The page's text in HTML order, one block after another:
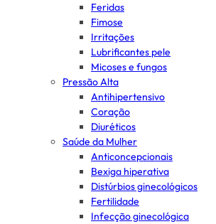
Feridas
Fimose
Irritações
Lubrificantes pele
Micoses e fungos
Pressão Alta
Antihipertensivo
Coração
Diuréticos
Saúde da Mulher
Anticoncepcionais
Bexiga hiperativa
Distúrbios ginecológicos
Fertilidade
Infecção ginecológica